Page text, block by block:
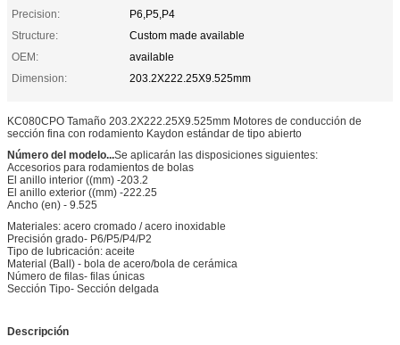
Precision:
P6,P5,P4
Structure:
Custom made available
OEM:
available
Dimension:
203.2X222.25X9.525mm
KC080CPO Tamaño 203.2X222.25X9.525mm Motores de conducción de
sección fina con rodamiento Kaydon estándar de tipo abierto
Número del modelo...Se aplicarán las disposiciones siguientes:
Accesorios para rodamientos de bolas
El anillo interior ((mm) -203.2
El anillo exterior ((mm) -222.25
Ancho (en) - 9.525
Materiales: acero cromado / acero inoxidable
Precisión grado- P6/P5/P4/P2
Tipo de lubricación: aceite
Material (Ball) - bola de acero/bola de cerámica
Número de filas- filas únicas
Sección Tipo- Sección delgada
Descripción